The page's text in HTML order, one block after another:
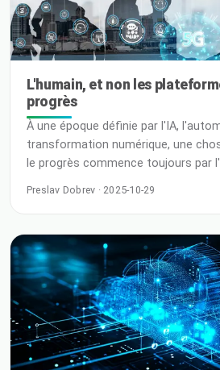
L'humain, et non les
progrès
À une époque définie par l'IA,
transformation numérique, une
le progrès commence toujours par
technologie évolue vite — mais
aéroports, les réunions et les
tardives, une chose est devenue
pour … Lire la suite
Preslav Dobrev · 2025-10-29